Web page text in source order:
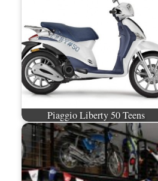
Piaggio Liberty 50 Teens